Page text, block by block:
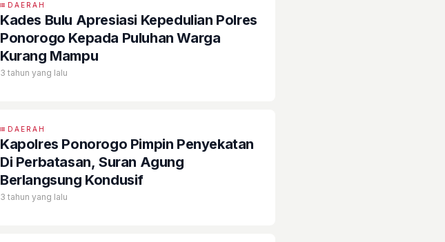
DAERAH
Kades Bulu Apresiasi Kepedulian Polres
Ponorogo Kepada Puluhan Warga
Kurang Mampu
3 tahun yang lalu
DAERAH
Kapolres Ponorogo Pimpin Penyekatan
Di Perbatasan, Suran Agung
Berlangsung Kondusif
3 tahun yang lalu